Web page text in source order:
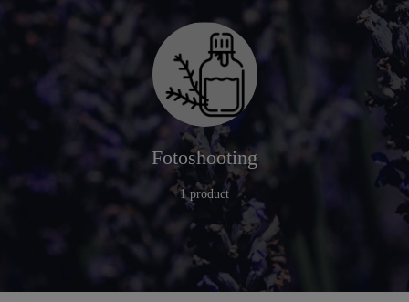
Fotoshooting
1 product